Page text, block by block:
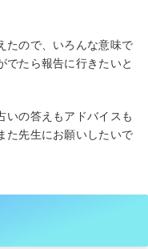
たので、いろんな意味で
でたら報告に行きたいと
いの答えもアドバイスも
た先生にお願いしたいで